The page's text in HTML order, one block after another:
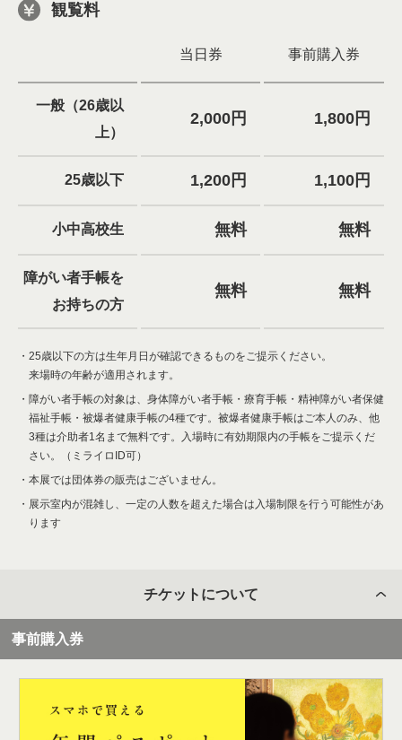
観覧料
当日券 事前購入券
一般（26歳以
上）
2,000円 1,800円
25歳以下 1,200円 1,100円
小中高校生 無料 無料
障がい者手帳を
お持ちの方
無料 無料
25歳以下の方は生年月日が確認できるものをご提示ください。
来場時の年齢が適用されます。
障がい者手帳の対象は、身体障がい者手帳・療育手帳・精神障がい者保健
福祉手帳・被爆者健康手帳の4種です。被爆者健康手帳はご本人のみ、他
3種は介助者1名まで無料です。入場時に有効期限内の手帳をご提示くだ
さい。（ミライロID可）
本展では団体券の販売はございません。
展示室内が混雑し、一定の人数を超えた場合は入場制限を行う可能性があ
ります
チケットについて
事前購入券